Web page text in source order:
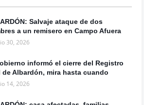
Salvaje ataque de dos
a un remisero en Campo Afuera
30, 2026
informó el cierre del Registro
de Albardón, mira hasta cuando
14, 2026